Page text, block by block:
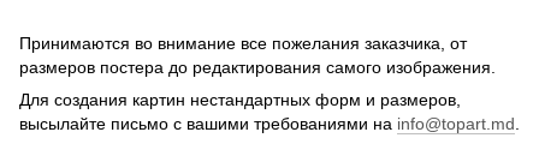
Принимаются во внимание все пожелания заказчика, от
размеров постера до редактирования самого изображения.
Для создания картин нестандартных форм и размеров,
высылайте письмо c вашими требованиями на info@topart.md